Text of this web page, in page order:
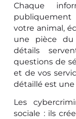
Chaque
votre animal,
une pièce du
détails
questions de
et de vos
détaillé est une
Les
sociale : ils